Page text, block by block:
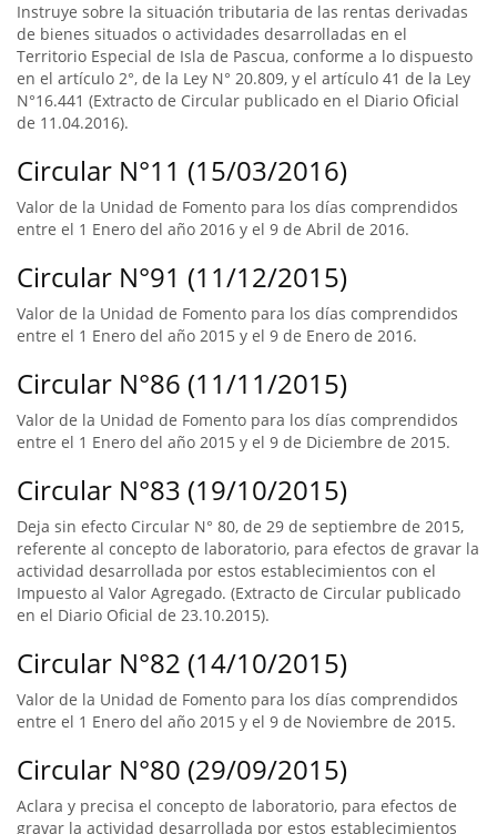
Instruye sobre la situación tributaria de las rentas derivadas
de bienes situados o actividades desarrolladas en el
Territorio Especial de Isla de Pascua, conforme a lo dispuesto
en el artículo 2°, de la Ley N° 20.809, y el artículo 41 de la Ley
N°16.441 (Extracto de Circular publicado en el Diario Oficial
de 11.04.2016).
Circular N°11 (15/03/2016)
Valor de la Unidad de Fomento para los días comprendidos
entre el 1 Enero del año 2016 y el 9 de Abril de 2016.
Circular N°91 (11/12/2015)
Valor de la Unidad de Fomento para los días comprendidos
entre el 1 Enero del año 2015 y el 9 de Enero de 2016.
Circular N°86 (11/11/2015)
Valor de la Unidad de Fomento para los días comprendidos
entre el 1 Enero del año 2015 y el 9 de Diciembre de 2015.
Circular N°83 (19/10/2015)
Deja sin efecto Circular N° 80, de 29 de septiembre de 2015,
referente al concepto de laboratorio, para efectos de gravar la
actividad desarrollada por estos establecimientos con el
Impuesto al Valor Agregado. (Extracto de Circular publicado
en el Diario Oficial de 23.10.2015).
Circular N°82 (14/10/2015)
Valor de la Unidad de Fomento para los días comprendidos
entre el 1 Enero del año 2015 y el 9 de Noviembre de 2015.
Circular N°80 (29/09/2015)
Aclara y precisa el concepto de laboratorio, para efectos de
gravar la actividad desarrollada por estos establecimientos